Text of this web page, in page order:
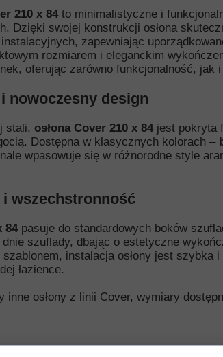
210 x 84to minimalistyczne i
Dzięki swojej konstrukcji osłona
zapewniając
rozmiarem i eleganckim
oferując zarówno funkcjonalność, jak
nowoczesny design
stali, osłona Cover 210 x 84jest pokryta
Dostępna w klasycznych kolorach –
wpasowuje się w różnorodne style
wszechstronność
84pasuje do standardowych boków
szuflady, dbając o estetyczne
instalacja osłony jest szybka
łazience.
inne osłony z linii Cover, wymiary